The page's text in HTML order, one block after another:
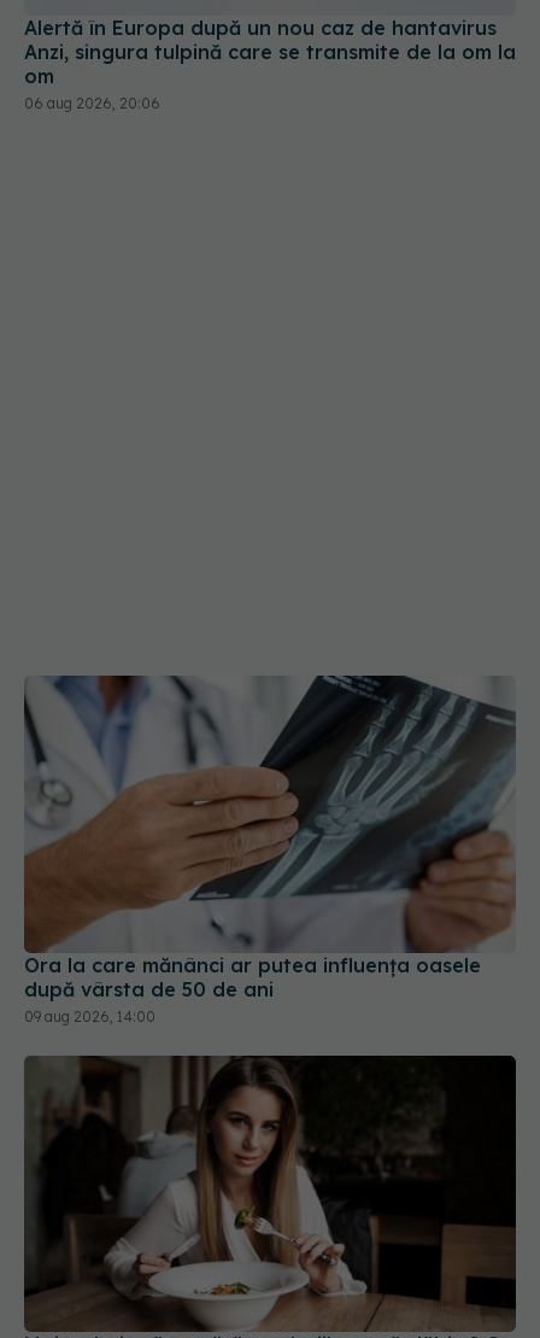
Ora la care mănânci ar putea influența oasele
după vârsta de 50 de ani
09 aug 2026, 14:00
Mai trebuie să numărăm caloriile ca să slăbim? Ce
se schimbă în era medicamentelor GLP-1
09 aug 2026, 12:00